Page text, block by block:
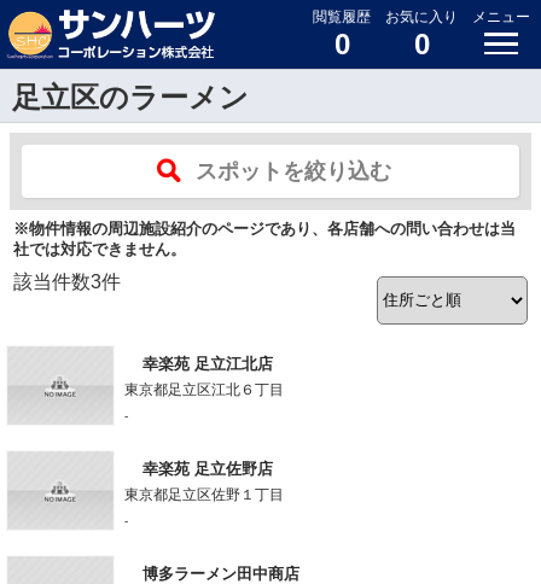
閲覧履歴
0
お気に入り
0
メニュー
足立区のラーメン
スポットを絞り込む
※物件情報の周辺施設紹介のページであり、各店舗への問い合わせは当
社では対応できません。
該当件数3件
幸楽苑 足立江北店
東京都足立区江北６丁目
-
幸楽苑 足立佐野店
東京都足立区佐野１丁目
-
博多ラーメン田中商店